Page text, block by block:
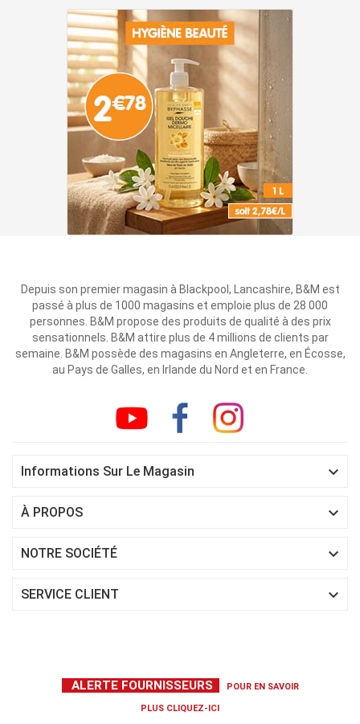
Depuis son premier magasin à Blackpool, Lancashire, B&M est
passé à plus de 1000 magasins et emploie plus de 28 000
personnes. B&M propose des produits de qualité à des prix
sensationnels. B&M attire plus de 4 millions de clients par
semaine. B&M possède des magasins en Angleterre, en Écosse,
au Pays de Galles, en Irlande du Nord et en France.
Informations Sur Le Magasin 
À PROPOS 
NOTRE SOCIÉTÉ 
SERVICE CLIENT 
ALERTE FOURNISSEURS POUR EN SAVOIR
PLUS CLIQUEZ-ICI